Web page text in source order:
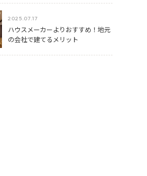
2025.07.17
ハウスメーカーよりおすすめ！地元
の会社で建てるメリット